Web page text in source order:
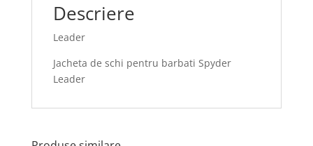
Descriere
Leader
Jacheta de schi pentru barbati Spyder
Leader